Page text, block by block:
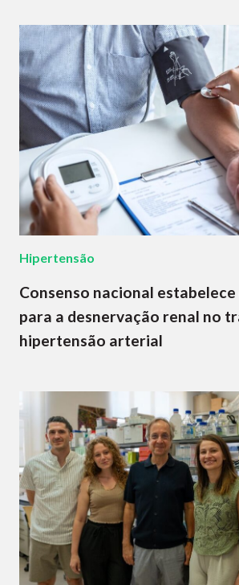
Hipertensão
Consenso nacional
para a desnervação renal no
hipertensão arterial